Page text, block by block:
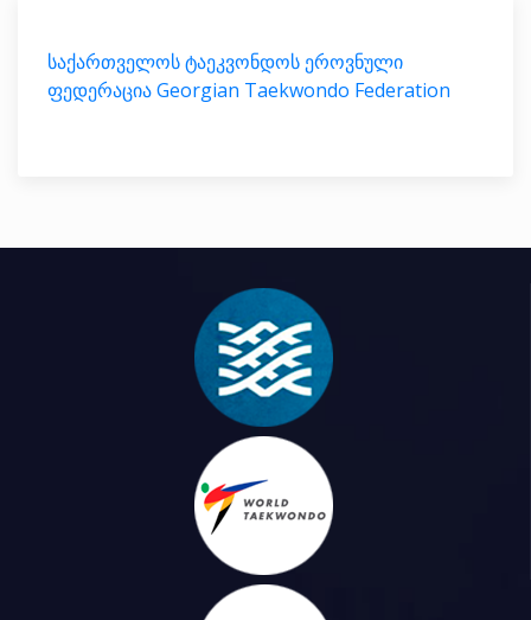
საქართველოს ტაეკვონდოს ეროვნული
ფედერაცია Georgian Taekwondo Federation